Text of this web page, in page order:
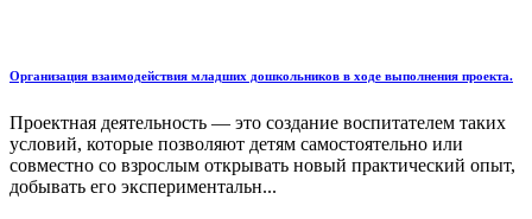
Организация взаимодействия младших дошкольников в ходе выполнения проекта.
Проектная деятельность — это создание воспитателем таких
условий, которые позволяют детям самостоятельно или
совместно со взрослым открывать новый практический опыт,
добывать его экспериментальн...